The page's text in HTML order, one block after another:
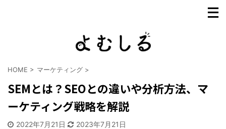
HOME > マーケティング >
SEMとは？SEOとの違いや分析方法、マ
ーケティング戦略を解説
2022年7月21日 2023年7月21日